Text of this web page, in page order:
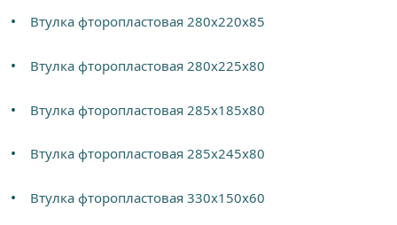
Втулка фторопластовая 280х220х85
Втулка фторопластовая 280х225х80
Втулка фторопластовая 285х185х80
Втулка фторопластовая 285х245х80
Втулка фторопластовая 330х150х60